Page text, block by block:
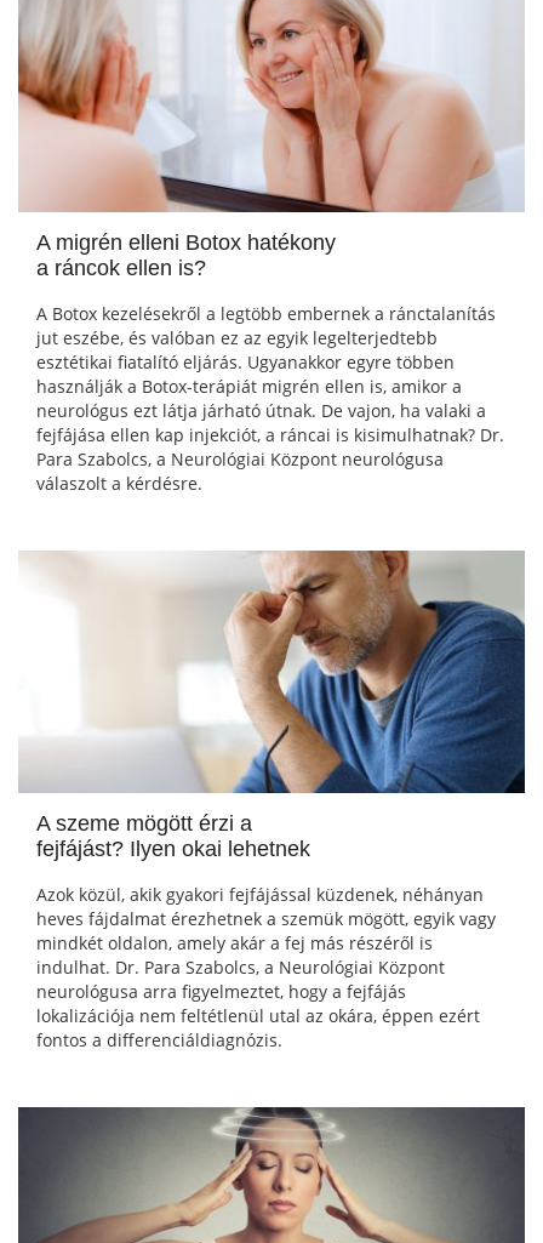
A migrén elleni Botox hatékony
a ráncok ellen is?
A Botox kezelésekről a legtöbb embernek a ránctalanítás
jut eszébe, és valóban ez az egyik legelterjedtebb
esztétikai fiatalító eljárás. Ugyanakkor egyre többen
használják a Botox-terápiát migrén ellen is, amikor a
neurológus ezt látja járható útnak. De vajon, ha valaki a
fejfájása ellen kap injekciót, a ráncai is kisimulhatnak? Dr.
Para Szabolcs, a Neurológiai Központ neurológusa
válaszolt a kérdésre.
A szeme mögött érzi a
fejfájást? Ilyen okai lehetnek
Azok közül, akik gyakori fejfájással küzdenek, néhányan
heves fájdalmat érezhetnek a szemük mögött, egyik vagy
mindkét oldalon, amely akár a fej más részéről is
indulhat. Dr. Para Szabolcs, a Neurológiai Központ
neurológusa arra figyelmeztet, hogy a fejfájás
lokalizációja nem feltétlenül utal az okára, éppen ezért
fontos a differenciáldiagnózis.